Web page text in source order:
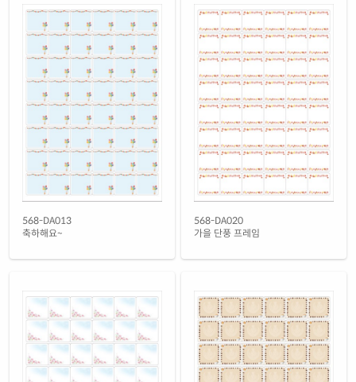
빨간색 모조 찰딱
KL568TR-DV094
잉크젯, 레이저 겸용
재질 설명
노란색 모조 찰딱
KL568TY-DV094
잉크젯, 레이저 겸용
재질 설명
흰색 모조 잉크젯
CJ568-DV094
잉크젯 전용
재질 설명
흰색 무광 방수 잉크젯
CJ568WU-DV094잉크젯 전용
재질 설명
흰색 광택 방수 잉크젯
잉크젯 전용
흰색 광택 시치미 레이저
RV568LG-DV094레이저 전용
재질 설명
흰색(25μm) 광택 방수 레이저
CL568TW-DV094레이저 전용
재질 설명
568-DA013
축하해요~
568-DA020
가을 단풍 프레임